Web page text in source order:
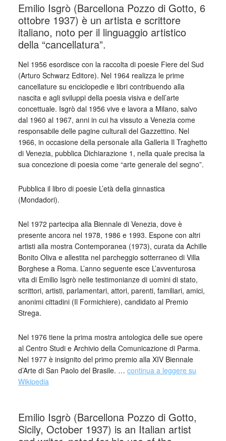
Emilio Isgrò (Barcellona Pozzo di Gotto, 6
ottobre 1937) è un artista e scrittore
italiano, noto per il linguaggio artistico
della “cancellatura”.
Nel 1956 esordisce con la raccolta di poesie Fiere del Sud
(Arturo Schwarz Editore). Nel 1964 realizza le prime
cancellature su enciclopedie e libri contribuendo alla
nascita e agli sviluppi della poesia visiva e dell’arte
concettuale. Isgrò dal 1956 vive e lavora a Milano, salvo
dal 1960 al 1967, anni in cui ha vissuto a Venezia come
responsabile delle pagine culturali del Gazzettino. Nel
1966, in occasione della personale alla Galleria Il Traghetto
di Venezia, pubblica Dichiarazione 1, nella quale precisa la
sua concezione di poesia come “arte generale del segno”.
Pubblica il libro di poesie L’età della ginnastica
(Mondadori).
Nel 1972 partecipa alla Biennale di Venezia, dove è
presente ancora nel 1978, 1986 e 1993. Espone con altri
artisti alla mostra Contemporanea (1973), curata da Achille
Bonito Oliva e allestita nel parcheggio sotterraneo di Villa
Borghese a Roma. L’anno seguente esce L’avventurosa
vita di Emilio Isgrò nelle testimonianze di uomini di stato,
scrittori, artisti, parlamentari, attori, parenti, familiari, amici,
anonimi cittadini (Il Formichiere), candidato al Premio
Strega.
Nel 1976 tiene la prima mostra antologica delle sue opere
al Centro Studi e Archivio della Comunicazione di Parma.
Nel 1977 è insignito del primo premio alla XIV Biennale
d’Arte di San Paolo del Brasile. … continua a leggere su
Wikipedia
Emilio Isgrò (Barcellona Pozzo di Gotto,
Sicily, October 1937) is an Italian artist